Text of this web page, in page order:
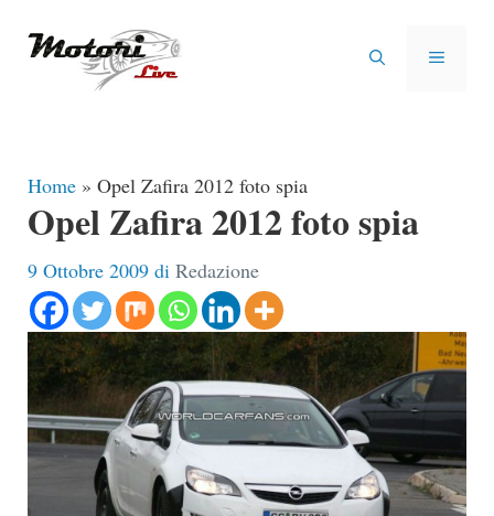
MENU
Home » Opel Zafira 2012 foto spia
Opel Zafira 2012 foto spia
9 Ottobre 2009 di Redazione